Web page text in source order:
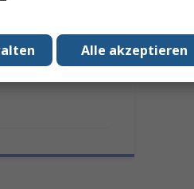
Alle akzeptieren